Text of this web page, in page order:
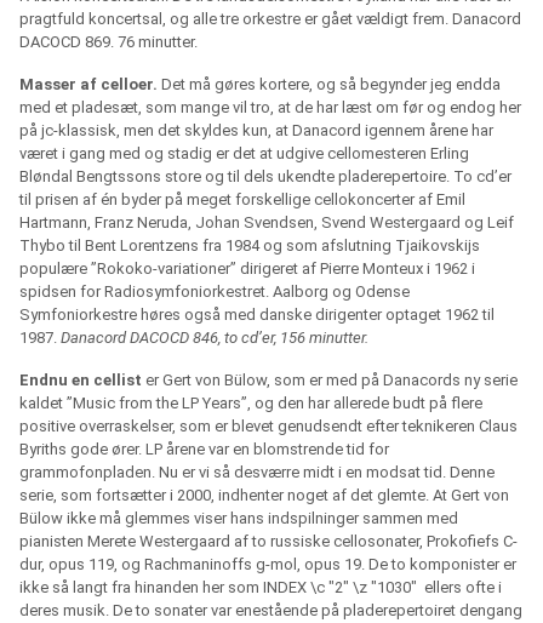
pragtfuld koncertsal, og alle tre orkestre er gået vældigt frem. Danacord
DACOCD 869. 76 minutter.
Masser af celloer. Det må gøres kortere, og så begynder jeg endda
med et pladesæt, som mange vil tro, at de har læst om før og endog her
på jc-klassisk, men det skyldes kun, at Danacord igennem årene har
været i gang med og stadig er det at udgive cellomesteren Erling
Bløndal Bengtssons store og til dels ukendte pladerepertoire. To cd’er
til prisen af én byder på meget forskellige cellokoncerter af Emil
Hartmann, Franz Neruda, Johan Svendsen, Svend Westergaard og Leif
Thybo til Bent Lorentzens fra 1984 og som afslutning Tjaikovskijs
populære ”Rokoko-variationer” dirigeret af Pierre Monteux i 1962 i
spidsen for Radiosymfoniorkestret. Aalborg og Odense
Symfoniorkestre høres også med danske dirigenter optaget 1962 til
1987. Danacord DACOCD 846, to cd’er, 156 minutter.
Endnu en cellist er Gert von Bülow, som er med på Danacords ny serie
kaldet ”Music from the LP Years”, og den har allerede budt på flere
positive overraskelser, som er blevet genudsendt efter teknikeren Claus
Byriths gode ører. LP årene var en blomstrende tid for
grammofonpladen. Nu er vi så desværre midt i en modsat tid. Denne
serie, som fortsætter i 2000, indhenter noget af det glemte. At Gert von
Bülow ikke må glemmes viser hans indspilninger sammen med
pianisten Merete Westergaard af to russiske cellosonater, Prokofiefs C-
dur, opus 119, og Rachmaninoffs g-mol, opus 19. De to komponister er
ikke så langt fra hinanden her som INDEX \c "2" \z "1030" ellers ofte i
deres musik. De to sonater var enestående på pladerepertoiret dengang